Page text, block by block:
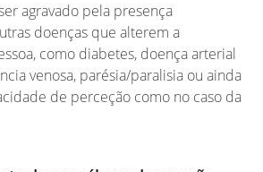
agravado pela presença
doenças que alterem a
como diabetes, doença arterial
venosa, parésia/paralisia ou ainda
de perceção como no caso da